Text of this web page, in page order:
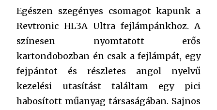
Egészen szegényes csomagot kapunk a
Revtronic HL3A Ultra fejlámpánkhoz. A
színesen nyomtatott erős
kartondobozban én csak a fejlámpát, egy
fejpántot és részletes angol nyelvű
kezelési utasítást találtam egy pici
habosított műanyag társaságában. Sajnos